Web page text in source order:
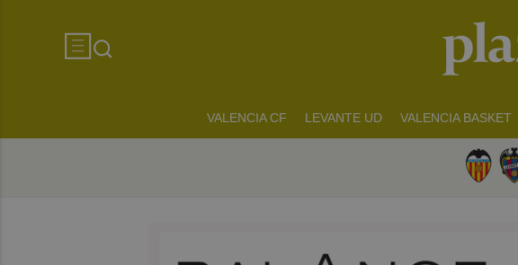
VALENCIA CF LEVANTE UD VALENCIA BASKET